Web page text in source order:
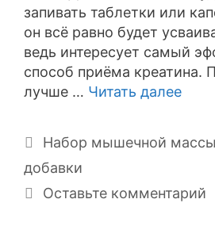
запивать таблетки или
он всё равно будет
ведь интересует самый
способ приёма креатина.
лучше … Читать далее
Рубрики
Набор мышечной массы
добавки
Оставьте комментарий